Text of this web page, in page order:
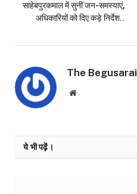
साहेबपुरकमाल में सुनीं जन-समस्याएं,
अधिकारियों को दिए कड़े निर्देश..
The Begusarai
Website
ये भी पढ़ें।